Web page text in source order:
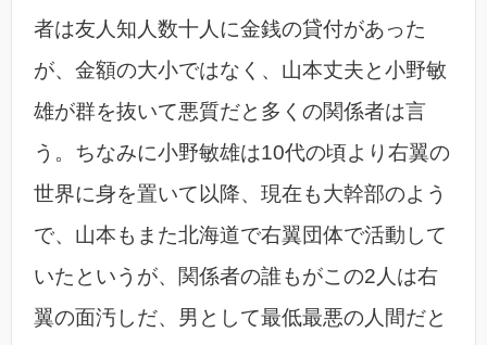
者は友人知人数十人に金銭の貸付があった
が、金額の大小ではなく、山本丈夫と小野敏
雄が群を抜いて悪質だと多くの関係者は言
う。ちなみに小野敏雄は10代の頃より右翼の
世界に身を置いて以降、現在も大幹部のよう
で、山本もまた北海道で右翼団体で活動して
いたというが、関係者の誰もがこの2人は右
翼の面汚しだ、男として最低最悪の人間だと